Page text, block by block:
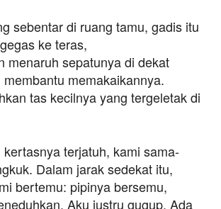
sebentar di ruang tamu, gadis itu
ke teras,
menaruh sepatunya di dekat
memakaikannya.
tas kecilnya yang tergeletak di
terjatuh, kami sama-
Dalam jarak sedekat itu,
bertemu: pipinya bersemu,
Aku justru gugup. Ada